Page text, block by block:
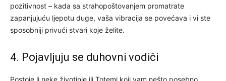
pozitivnost – kada sa strahopoštovanjem promatrate
zapanjujuću ljepotu duge, vaša vibracija se povećava i vi ste
sposobniji privući stvari koje želite.
4. Pojavljuju se duhovni vodiči